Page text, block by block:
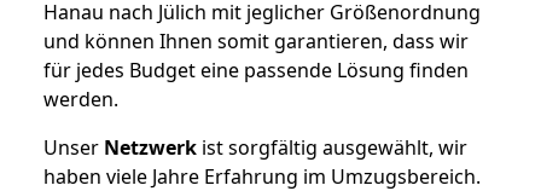
Hanau nach Jülich mit jeglicher Größenordnung
und können Ihnen somit garantieren, dass wir
für jedes Budget eine passende Lösung finden
werden.
Unser Netzwerk ist sorgfältig ausgewählt, wir
haben viele Jahre Erfahrung im Umzugsbereich.